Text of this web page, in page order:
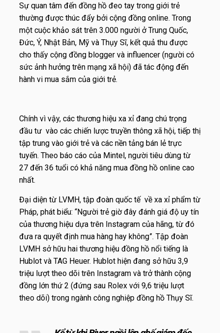
Sự quan tâm đến đồng hồ đeo tay trong giới trẻ
thường được thúc đẩy bởi cộng đồng online. Trong
một cuộc khảo sát trên 3.000 người ở Trung Quốc,
Đức, Ý, Nhật Bản, Mỹ và Thụy Sĩ, kết quả thu được
cho thấy cộng đồng blogger và influencer (người có
sức ảnh hưởng trên mạng xã hội) đã tác động đến
hành vi mua sắm của giới trẻ.
Chính vì vậy, các thương hiệu xa xỉ đang chú trọng
đầu tư vào các chiến lược truyền thông xã hội, tiếp thị
tập trung vào giới trẻ và các nền tảng bán lẻ trực
tuyến. Theo báo cáo của Mintel, người tiêu dùng từ
27 đến 36 tuổi có khả năng mua đồng hồ online cao
nhất.
Đại diện từ LVMH, tập đoàn quốc tế về xa xỉ phẩm từ
Pháp, phát biểu: “Người trẻ giờ đây đánh giá độ uy tín
của thương hiệu dựa trên Instagram của hãng, từ đó
đưa ra quyết định mua hàng hay không”. Tập đoàn
LVMH sở hữu hai thương hiệu đồng hồ nổi tiếng là
Hublot và TAG Heuer. Hublot hiện đang sở hữu 3,9
triệu lượt theo dõi trên Instagram và trở thành cộng
đồng lớn thứ 2 (đứng sau Rolex với 9,6 triệu lượt
theo dõi) trong ngành công nghiệp đồng hồ Thụy Sĩ.